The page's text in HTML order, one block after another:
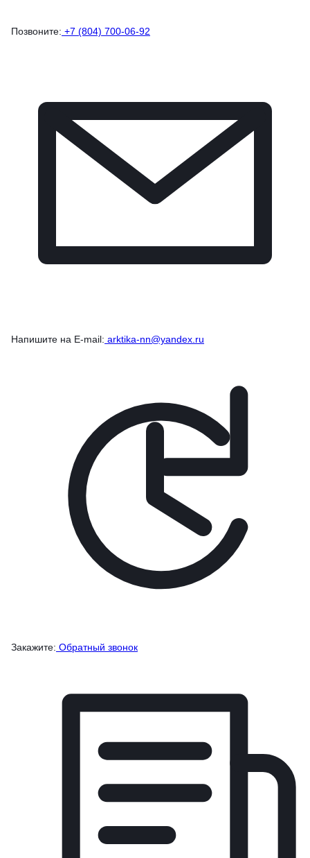
Позвоните: +7 (804) 700-06-92
Напишите на E-mail: arktika-nn@yandex.ru
Закажите: Обратный звонок